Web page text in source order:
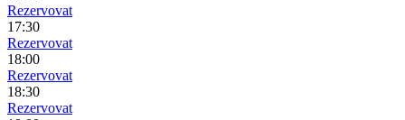
Rezervovat
17:30
Rezervovat
18:00
Rezervovat
18:30
Rezervovat